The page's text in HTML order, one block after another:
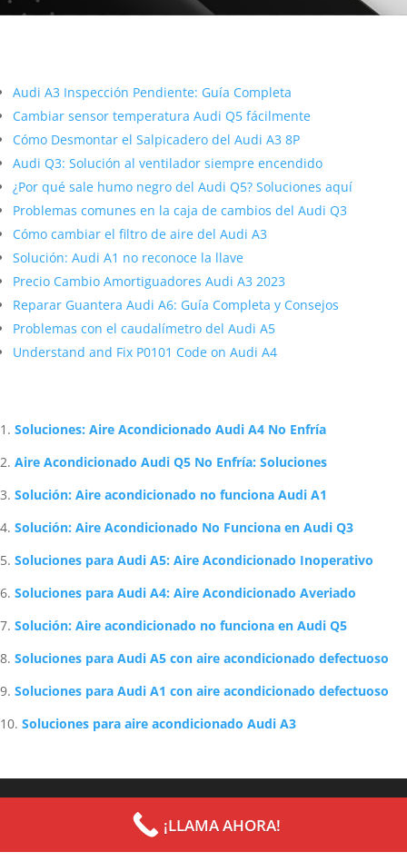
Audi A3 Inspección Pendiente: Guía Completa
Cambiar sensor temperatura Audi Q5 fácilmente
Cómo Desmontar el Salpicadero del Audi A3 8P
Audi Q3: Solución al ventilador siempre encendido
¿Por qué sale humo negro del Audi Q5? Soluciones aquí
Problemas comunes en la caja de cambios del Audi Q3
Cómo cambiar el filtro de aire del Audi A3
Solución: Audi A1 no reconoce la llave
Precio Cambio Amortiguadores Audi A3 2023
Reparar Guantera Audi A6: Guía Completa y Consejos
Problemas con el caudalímetro del Audi A5
Understand and Fix P0101 Code on Audi A4
Soluciones: Aire Acondicionado Audi A4 No Enfría
Aire Acondicionado Audi Q5 No Enfría: Soluciones
Solución: Aire acondicionado no funciona Audi A1
Solución: Aire Acondicionado No Funciona en Audi Q3
Soluciones para Audi A5: Aire Acondicionado Inoperativo
Soluciones para Audi A4: Aire Acondicionado Averiado
Solución: Aire acondicionado no funciona en Audi Q5
Soluciones para Audi A5 con aire acondicionado defectuoso
Soluciones para Audi A1 con aire acondicionado defectuoso
Soluciones para aire acondicionado Audi A3
Archives Categories
¡LLAMA AHORA!